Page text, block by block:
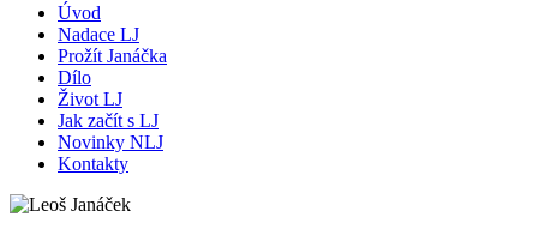
Úvod
Nadace LJ
Prožít Janáčka
Dílo
Život LJ
Jak začít s LJ
Novinky NLJ
Kontakty